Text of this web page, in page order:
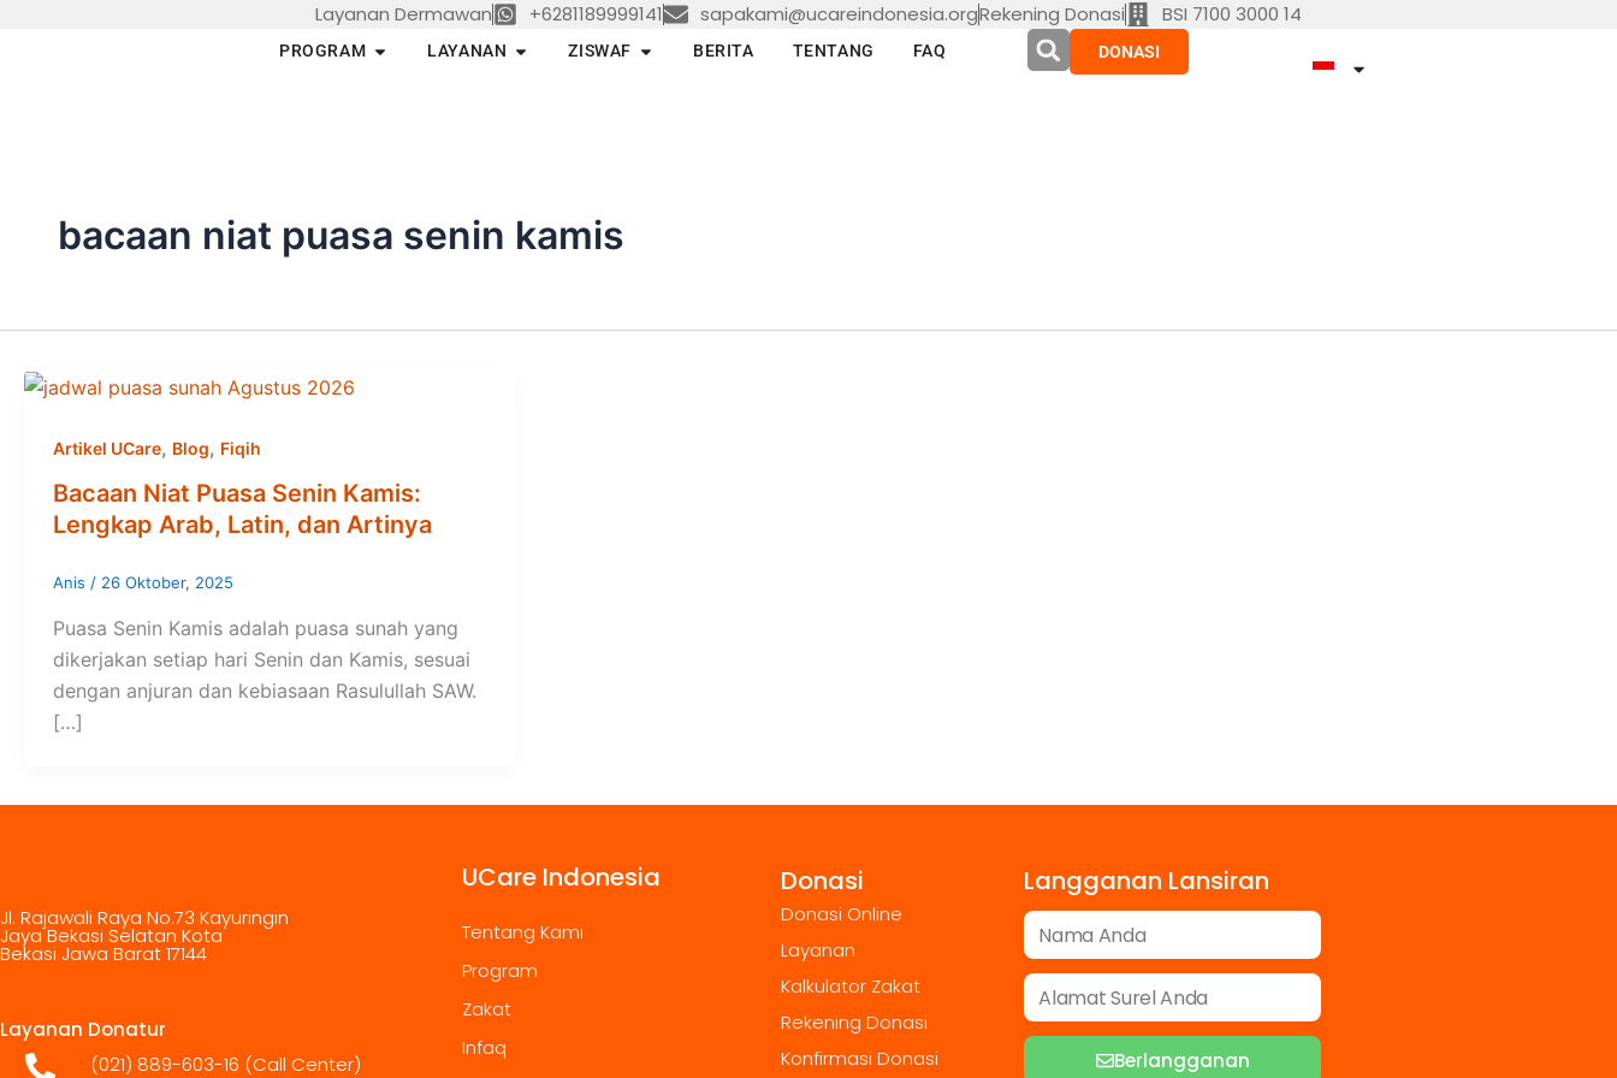
Layanan Dermawan +6281189999141 sapakami@ucareindonesia.orgRekening Donasi BSI 7100 3000 14
PROGRAM Open PROGRAM
LAYANAN Open LAYANAN
ZISWAF Open ZISWAF
BERITA TENTANG FAQ DONASI
bacaan niat puasa senin kamis
Artikel UCare, Blog, Fiqih
Bacaan Niat Puasa Senin Kamis:
Lengkap Arab, Latin, dan Artinya
Anis / 26 Oktober, 2025
Puasa Senin Kamis adalah puasa sunah yang
dikerjakan setiap hari Senin dan Kamis, sesuai
dengan anjuran dan kebiasaan Rasulullah SAW.
[…]
Jl. Rajawali Raya No.73 Kayuringin
Jaya Bekasi Selatan Kota
Bekasi Jawa Barat 17144
Layanan Donatur
(021) 889-603-16 (Call Center)
UCare Indonesia
Tentang Kami
Program
Zakat
Infaq
Donasi
Donasi Online
Layanan
Kalkulator Zakat
Rekening Donasi
Konfirmasi Donasi
Langganan Lansiran
Berlangganan